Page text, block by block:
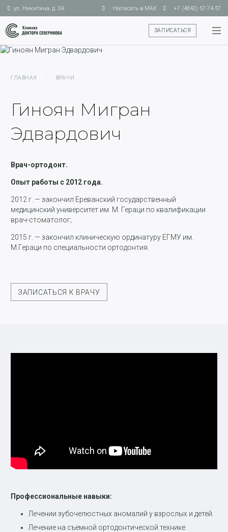
ул. Никитина, д. 3А Написать в MAX +7 (4842) 57-74-57
ЗАПИСАТЬСЯ
ГЛАВНАЯ ВРАЧИ
Гиноян Мигран
Эдвардович
Врач-ортодонт.
Опыт работы с 2012 года.
2012 г. — закончил Ереванский государственный
медицинский университет им. М. Гераци по квалификации
врач-стоматолог;
2015 г. — закончил клиническую ординатуру ЕГМУ им.
М.Гераци по специальности ортодонтия.
ЗАПИСАТЬСЯ К ВРАЧУ
Профессиональные навыки:
Лечении зубочелюстных аномалий у взрослых и детей.
Лечение на съемной ортодонтической технике